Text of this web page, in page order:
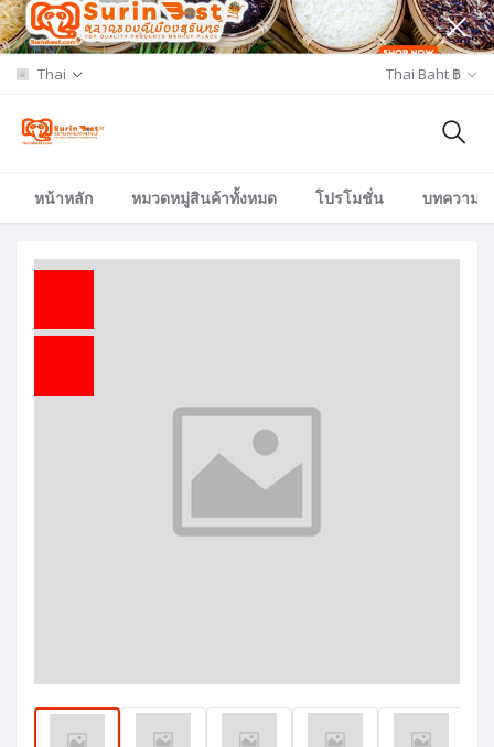
Thai Thai Baht ฿
หน้าหลัก หมวดหมู่สินค้าทั้งหมด โปรโมชั่น บทความ/